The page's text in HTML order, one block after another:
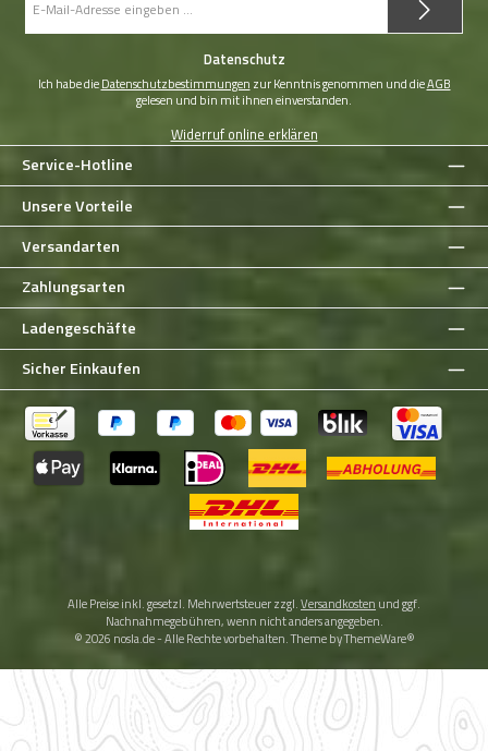
Mail-
Datenschutz
Ich habe dieDatenschutzbestimmungen zur Kenntnis genommen und dieAGB
gelesen und bin mit ihnen einverstanden.
Widerruf online erklären
Service-Hotline
Unsere Vorteile
Versandarten
Zahlungsarten
Ladengeschäfte
Sicher Einkaufen
Alle Preise inkl. gesetzl. Mehrwertsteuer zzgl.Versandkosten und ggf.
Nachnahmegebühren, wenn nicht anders angegeben.
© 2026 nosla.de - Alle Rechte vorbehalten. Theme byThemeWare®